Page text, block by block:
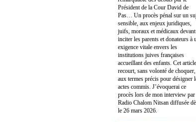
Président de la Cour David de
Pas… Un procès pénal sur un
sensible, aux enjeux juridiques,
juifs, moraux et médicaux devant
inciter les parents et donateurs à
exigence vitale envers les
institutions juives françaises
accueillant des enfants. Cet article
recourt, sans volonté de choquer,
aux termes précis pour désigner
actes commis. J’évoquerai ce
procès lors de mon interview par
Radio Chalom Nitsan diffusée
le 26 mars 2026.